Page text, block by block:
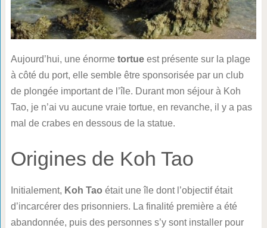
Aujourd’hui, une énorme tortueest présente sur la plage
à côté du port, elle semble être sponsorisée par un club
de plongée important de l’île. Durant mon séjour à Koh
Tao, je n’ai vu aucune vraie tortue, en revanche, il y a pas
mal de crabes en dessous de la statue.
Origines de Koh Tao
Initialement, Koh Tao était une île dont l’objectif était
d’incarcérer des prisonniers. La finalité première a été
abandonnée, puis des personnes s’y sont installer pour